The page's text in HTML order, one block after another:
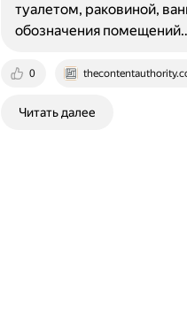
0
туалетом, раковиной,
обозначения
Читать далее